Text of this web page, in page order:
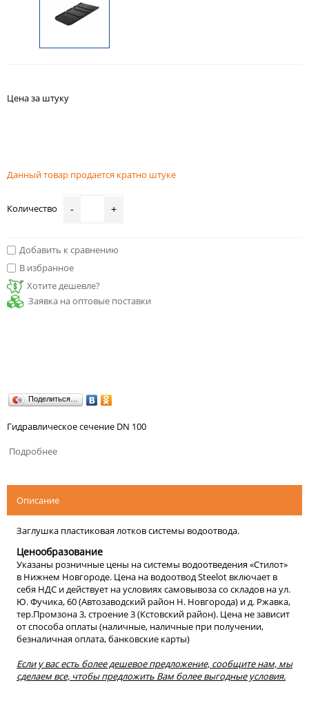
Цена за штуку
Данный товар продается кратно штуке
Количество - +
Добавить к сравнению
В избранное
Хотите дешевле?
Заявка на оптовые поставки
Поделиться…
Гидравлическое сечение DN 100
Подробнее
Описание
Заглушка пластиковая лотков системы водоотвода.
Ценообразование
Указаны розничные цены на системы водоотведения «Стилот»
в Нижнем Новгороде. Цена на водоотвод Steelot включает в
себя НДС и действует на условиях самовывоза со складов на ул.
Ю. Фучика, 60 (Автозаводский район Н. Новгорода) и д. Ржавка,
тер.Промзона 3, строение 3 (Кстовский район). Цена не зависит
от способа оплаты (наличные, наличные при получении,
безналичная оплата, банковские карты)
Если у вас есть более дешевое предложение, сообщите нам, мы
сделаем все, чтобы предложить Вам более выгодные условия.